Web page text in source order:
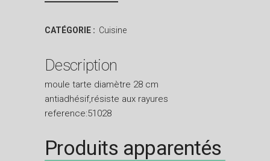
CATÉGORIE : Cuisine
Description
moule tarte diamètre 28 cm
antiadhésif,résiste aux rayures
reference:51028
Produits apparentés